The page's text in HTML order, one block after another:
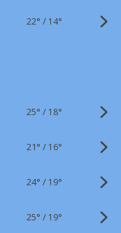
22° / 14°
25° / 18°
21° / 16°
24° / 19°
25° / 19°